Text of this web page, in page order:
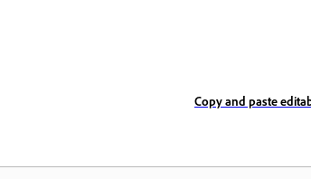
Copy and paste